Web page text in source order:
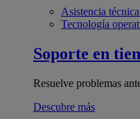
Asistencia
Tecnología
Soporte en
Resuelve problemas
Descubre más